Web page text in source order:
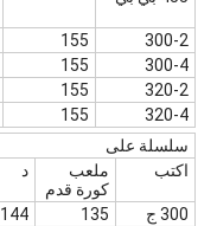
300-2
155
300-4
155
320-2
155
320-4
155
سلسلة على
اكتب
ملعب
كورة قدم
د
300 ج 135
144